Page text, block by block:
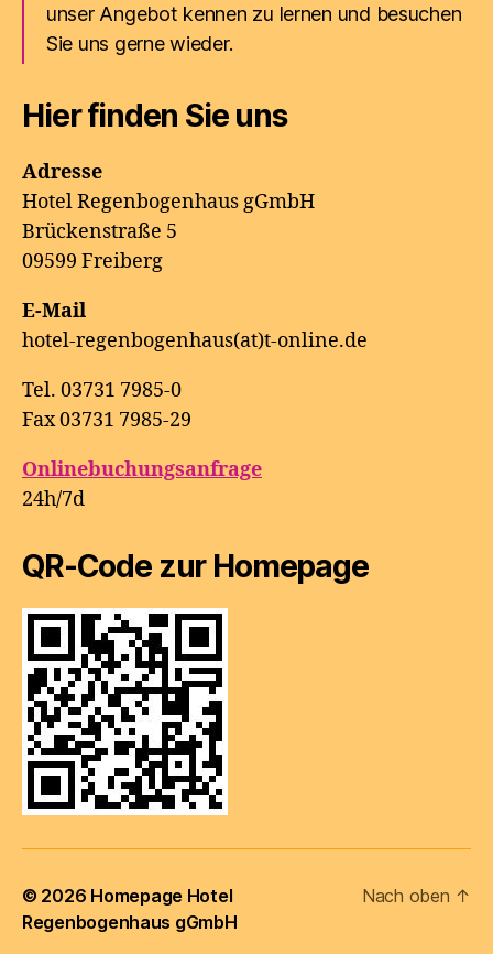
unser Angebot kennen zu lernen und besuchen
Sie uns gerne wieder.
Hier finden Sie uns
Adresse
Hotel Regenbogenhaus gGmbH
Brückenstraße 5
09599 Freiberg
E-Mail
hotel-regenbogenhaus(at)t-online.de
Tel. 03731 7985-0
Fax 03731 7985-29
Onlinebuchungsanfrage
24h/7d
QR-Code zur Homepage
© 2026 Homepage Hotel
Regenbogenhaus gGmbH
Nach oben ↑